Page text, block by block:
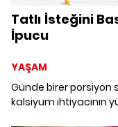
Tatlı İsteğini
İpucu
YAŞAM
Günde birer
kalsiyum ihtiyacının